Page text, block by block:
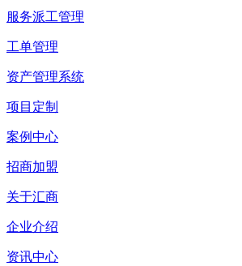
服务派工管理
工单管理
资产管理系统
项目定制
案例中心
招商加盟
关于汇商
企业介绍
资讯中心